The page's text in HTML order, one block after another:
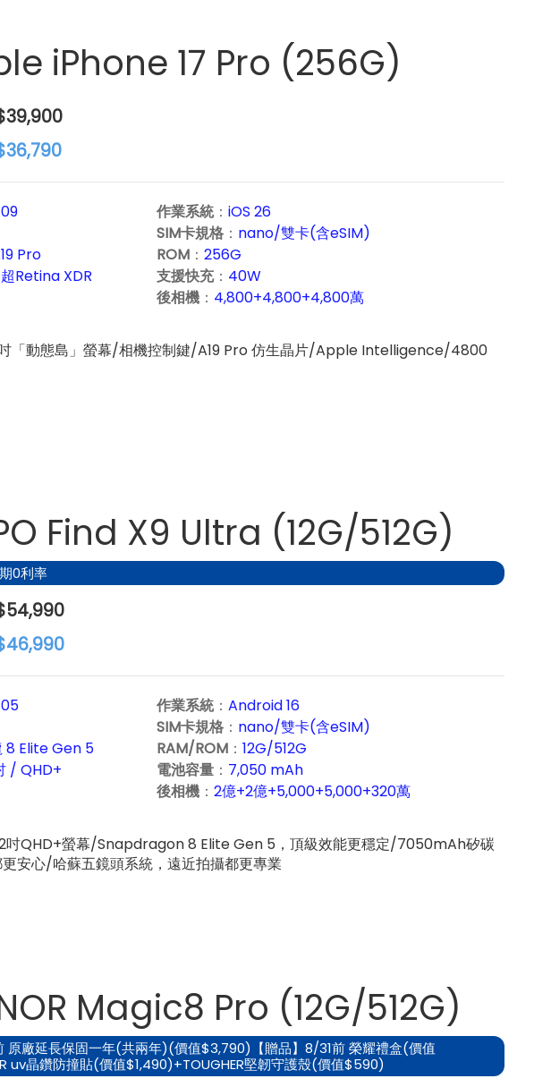
iPhone 17 Pro (256G)
建
：
作業系統： iOS 26
SIM卡規格： nano/雙卡(含eSIM)
Pro ROM： 256G
Retina XDR 支援快充： 40W
後相機： 4,800+4,800+4,800萬
「動態島」螢幕/相機控制鍵/A19 Pro 仿生晶片/Apple Intelligence/4800
Find X9 Ultra (12G/512G)
0利率
建
：
作業系統： Android 16
SIM卡規格： nano/雙卡(含eSIM)
8 Elite Gen 5 RAM/ROM： 12G/512G
/ QHD+ 電池容量： 7,050 mAh
後相機： 2億+2億+5,000+5,000+320萬
吋QHD+螢幕/Snapdragon 8 Elite Gen 5，頂級效能更穩定/7050mAh矽碳
安心/哈蘇五鏡頭系統，遠近拍攝都更專業
Magic8 Pro (12G/512G)
原廠延長保固一年(共兩年)(價值$3,790)【贈品】8/31前 榮耀禮盒(價值
uv晶鑽防撞貼(價值$1,490)+TOUGHER堅韌守護殼(價值$590)